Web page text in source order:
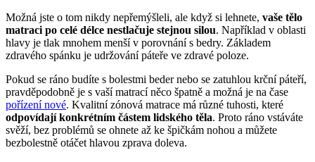
Možná jste o tom nikdy nepřemýšleli, ale když si lehnete, vaše tělo
matraci po celé délce nestlačuje stejnou silou. Například v oblasti
hlavy je tlak mnohem menší v porovnání s bedry. Základem
zdravého spánku je udržování páteře ve zdravé poloze.
Pokud se ráno budíte s bolestmi beder nebo se zatuhlou krční páteří,
pravděpodobně je s vaší matrací něco špatně a možná je na čase
pořízení nové. Kvalitní zónová matrace má různé tuhosti, které
odpovídají konkrétním částem lidského těla. Proto ráno vstáváte
svěží, bez problémů se ohnete až ke špičkám nohou a můžete
bezbolestně otáčet hlavou zprava doleva.